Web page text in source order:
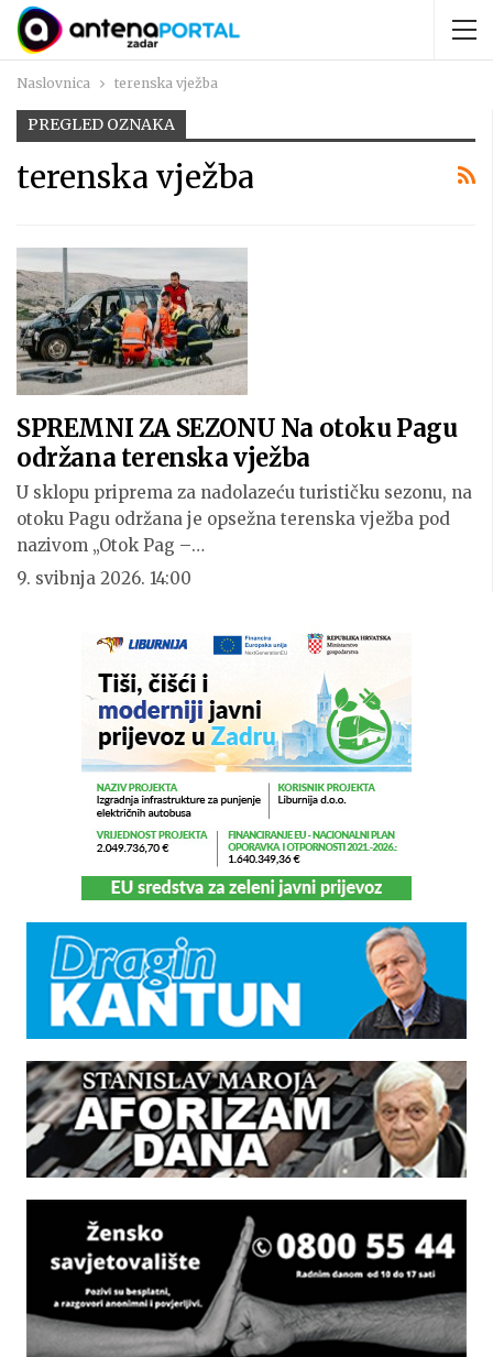
Naslovnica terenska vježba
PREGLED OZNAKA
terenska vježba
SPREMNI ZA SEZONU Na otoku Pagu
održana terenska vježba
U sklopu priprema za nadolazeću turističku sezonu, na
otoku Pagu održana je opsežna terenska vježba pod
nazivom „Otok Pag –…
9. svibnja 2026. 14:00